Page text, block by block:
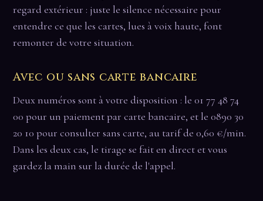
regard extérieur : juste le silence nécessaire pour
entendre ce que les cartes, lues à voix haute, font
remonter de votre situation.
Avec ou sans carte bancaire
Deux numéros sont à votre disposition : le 01 77 48 74
00 pour un paiement par carte bancaire, et le 0890 30
20 10 pour consulter sans carte, au tarif de 0,60 €/min.
Dans les deux cas, le tirage se fait en direct et vous
gardez la main sur la durée de l'appel.